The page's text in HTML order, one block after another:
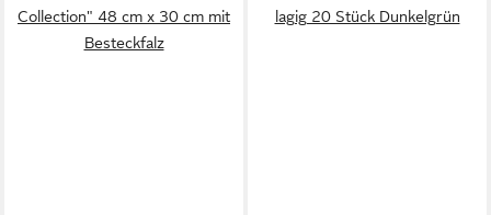
Collection" 48 cm x 30 cm mit
Besteckfalz
lagig 20 Stück Dunkelgrün